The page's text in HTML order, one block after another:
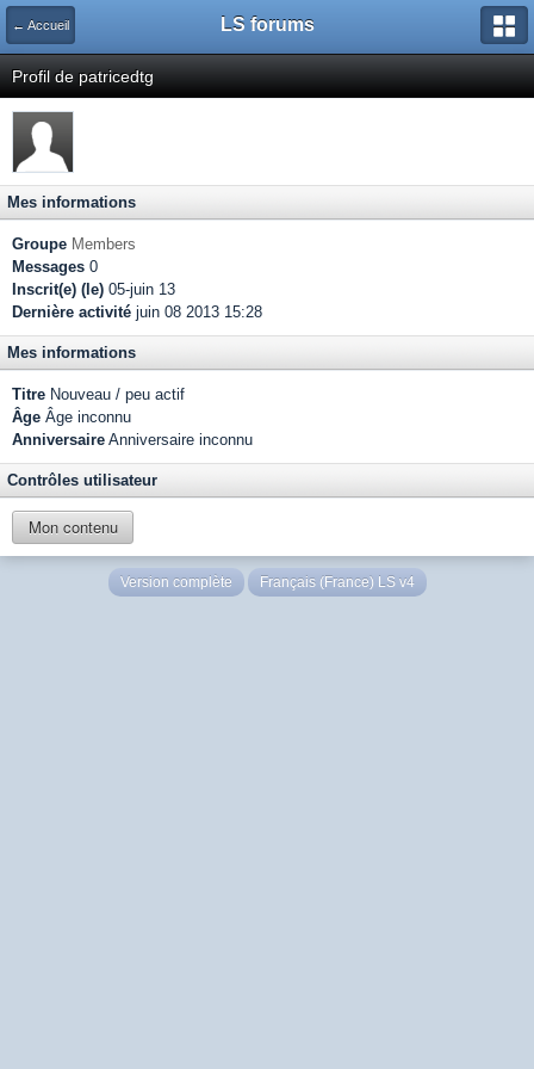
← Accueil LS forums
Profil de patricedtg
Mes informations
Groupe Members
Messages 0
Inscrit(e) (le) 05-juin 13
Dernière activité juin 08 2013 15:28
Mes informations
Titre Nouveau / peu actif
Âge Âge inconnu
Anniversaire Anniversaire inconnu
Contrôles utilisateur
Mon contenu
Version complète Français (France) LS v4